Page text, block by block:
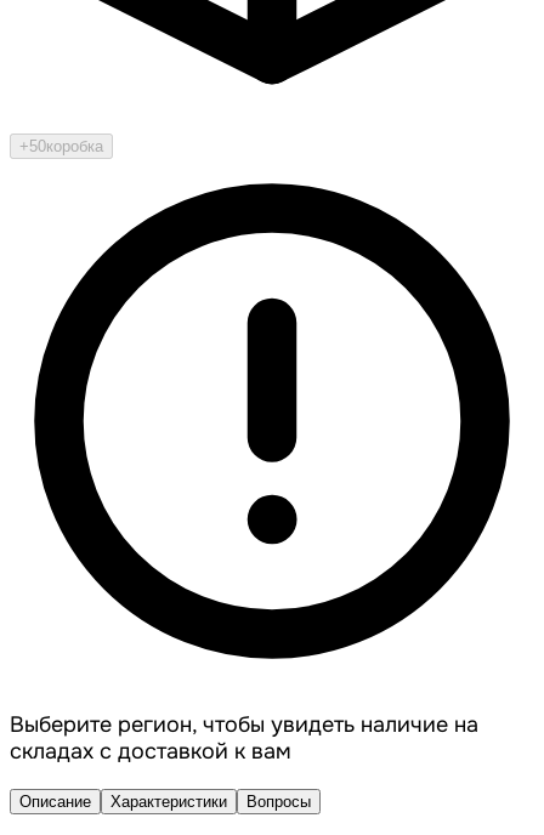
+50коробка
Выберите регион, чтобы увидеть наличие на
складах с доставкой к вам
Описание Характеристики Вопросы